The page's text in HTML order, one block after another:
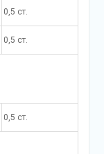
0,5 ст.
0,5 ст.
0,5 ст.